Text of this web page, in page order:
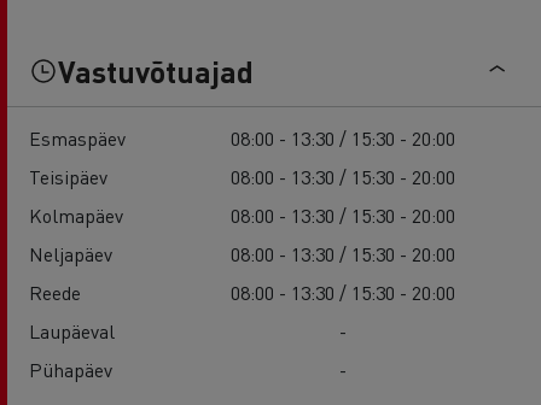
Vastuvõtuajad
Esmaspäev
08:00 - 13:30 / 15:30 - 20:00
Teisipäev
08:00 - 13:30 / 15:30 - 20:00
Kolmapäev
08:00 - 13:30 / 15:30 - 20:00
Neljapäev
08:00 - 13:30 / 15:30 - 20:00
Reede
08:00 - 13:30 / 15:30 - 20:00
Laupäeval
-
Pühapäev
-